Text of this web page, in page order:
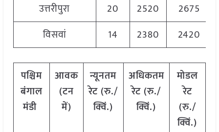
उत्तरीपुरा
20 2520 2675
विसवां
14 2380 2420
पश्चिम
बंगाल
मंडी
आवक
(टन
में)
न्यूनतम
रेट (रु./
क्विं.)
अधिकतम
रेट (रु./
क्विं.)
मोडल
रेट
(रु./
क्विं.)